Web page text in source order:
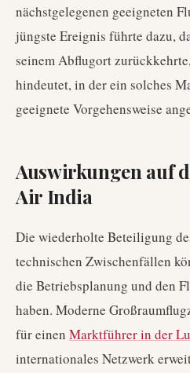
nächstgelegenen geeigneten
jüngste Ereignis führte dazu,
seinem Abflugort
hindeutet, in der ein solches
geeignete Vorgehensweise
Auswirkungen auf
Air India
Die wiederholte Beteiligung
technischen Zwischenfällen
die Betriebsplanung und den
haben. Moderne
für einen Marktführer in der
internationales Netzwerk